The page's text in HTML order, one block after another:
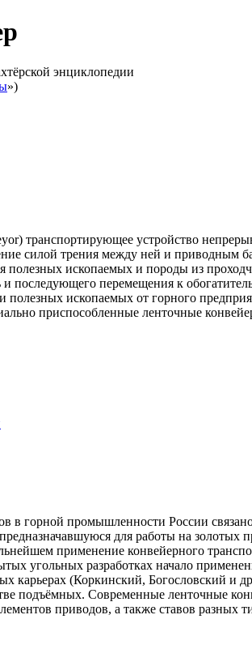
энциклопедии
»)
транспортирующее устройство
силой трения между ней и приводным
полезных ископаемых и породы из
последующего перемещения к
ископаемых от горного
приспособленные ленточные
в горной промышленности России
для работы на золотых
применение конвейерного
угольных разработках начало
карьерах (Коркинский, Богословский и
подъёмных. Современные ленточные
приводов, а также ставов разных